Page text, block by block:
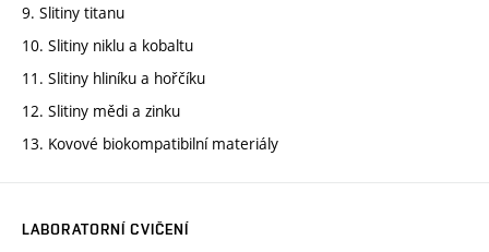
9. Slitiny titanu
10. Slitiny niklu a kobaltu
11. Slitiny hliníku a hořčíku
12. Slitiny mědi a zinku
13. Kovové biokompatibilní materiály
LABORATORNÍ CVIČENÍ